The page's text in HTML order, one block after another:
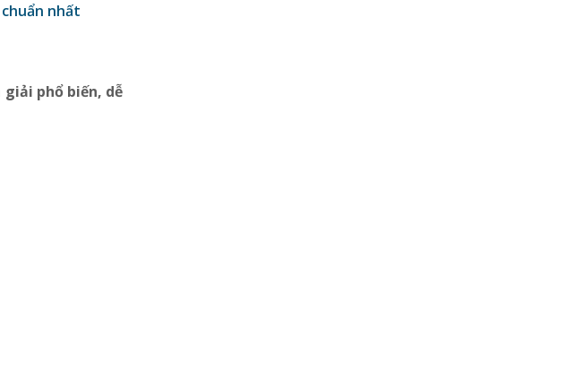
nhất
giải phổ biến, dễ